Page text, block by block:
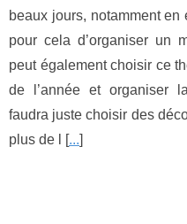
beaux jours, notamment
pour cela d’organiser un
peut également choisir ce
de l’année et organiser
faudra juste choisir des
plus de l [...]